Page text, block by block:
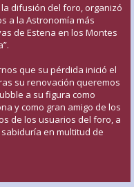
difusión del foro, organizó
a la Astronomía más
de Estena en los Montes
que su pérdida inició el
su renovación queremos
a su figura como
y como gran amigo de los
de los usuarios del foro, a
en multitud de